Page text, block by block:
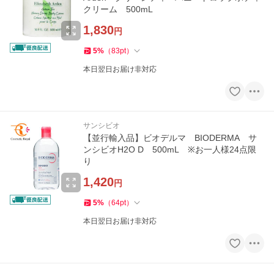
クリーム 500mL
1,830円
5% （83pt）
本日翌日お届け非対応
サンシビオ
【並行輸入品】ビオデルマ BIODERMA サ
ンシビオH2O D 500mL ※お一人様24点限
り
1,420円
5% （64pt）
本日翌日お届け非対応